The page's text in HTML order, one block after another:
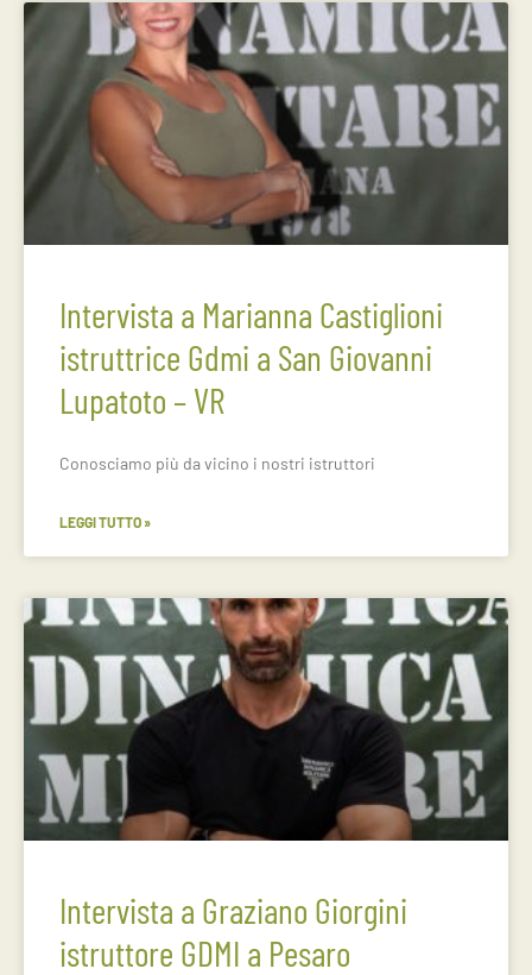
Intervista a Marianna Castiglioni
istruttrice Gdmi a San Giovanni
Lupatoto – VR
Conosciamo più da vicino i nostri istruttori
LEGGI TUTTO »
Intervista a Graziano Giorgini
istruttore GDMI a Pesaro